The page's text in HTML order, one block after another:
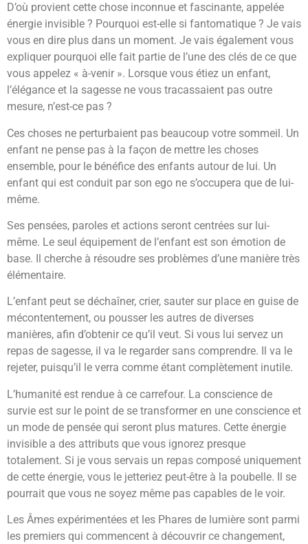
D’où provient cette chose inconnue et fascinante, appelée
énergie invisible ? Pourquoi est-elle si fantomatique ? Je vais
vous en dire plus dans un moment. Je vais également vous
expliquer pourquoi elle fait partie de l’une des clés de ce que
vous appelez « à-venir ». Lorsque vous étiez un enfant,
l’élégance et la sagesse ne vous tracassaient pas outre
mesure, n’est-ce pas ?
Ces choses ne perturbaient pas beaucoup votre sommeil. Un
enfant ne pense pas à la façon de mettre les choses
ensemble, pour le bénéfice des enfants autour de lui. Un
enfant qui est conduit par son ego ne s’occupera que de lui-
même.
Ses pensées, paroles et actions seront centrées sur lui-
même. Le seul équipement de l’enfant est son émotion de
base. Il cherche à résoudre ses problèmes d’une manière très
élémentaire.
L’enfant peut se déchaîner, crier, sauter sur place en guise de
mécontentement, ou pousser les autres de diverses
manières, afin d’obtenir ce qu’il veut. Si vous lui servez un
repas de sagesse, il va le regarder sans comprendre. Il va le
rejeter, puisqu’il le verra comme étant complètement inutile.
L’humanité est rendue à ce carrefour. La conscience de
survie est sur le point de se transformer en une conscience et
un mode de pensée qui seront plus matures. Cette énergie
invisible a des attributs que vous ignorez presque
totalement. Si je vous servais un repas composé uniquement
de cette énergie, vous le jetteriez peut-être à la poubelle. Il se
pourrait que vous ne soyez même pas capables de le voir.
Les Âmes expérimentées et les Phares de lumière sont parmi
les premiers qui commencent à découvrir ce changement,